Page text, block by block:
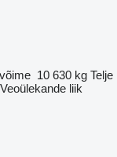
10 630 kg Telje
Veoülekande liik